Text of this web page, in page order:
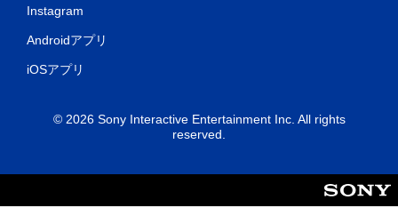
Instagram
Androidアプリ
iOSアプリ
© 2026 Sony Interactive Entertainment Inc. All rights
reserved.